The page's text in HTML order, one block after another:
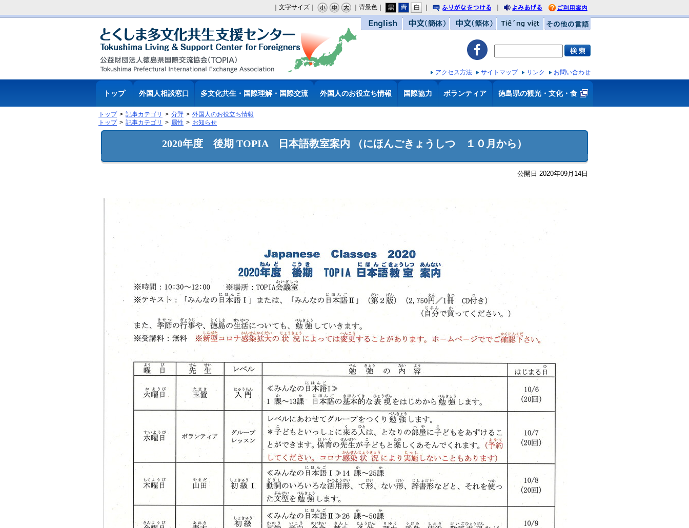
｜文字サイズ｜ ｜背景色｜
りがなをつける
みあげる
利用案内
アクセス方法 サイトマップ リンク お問い合わせ
トップ 外国人相談窓口 多文化共生・国際理解・国際交流 外国人のお役立ち情報 国際協力 ボランティア 徳島県の観光・文化・食
トップ 記事カテゴリ 分野
外国人のお役立ち情報
トップ
記事カテゴリ 属性 お知らせ
2020年度 後期 TOPIA 日本語教室案内 （にほんごきょうしつ １０月から）
公開日 2020年09月14日